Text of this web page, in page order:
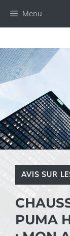
Menu
AVIS SUR
PUMA